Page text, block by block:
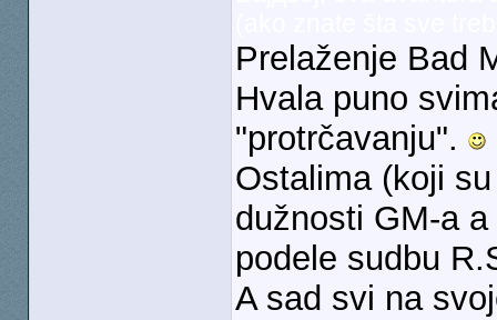
Prelaženje Bad
Hvala puno
"protrčavanju".
Ostalima (koji
dužnosti GM-a
podele sudbu
A sad svi na